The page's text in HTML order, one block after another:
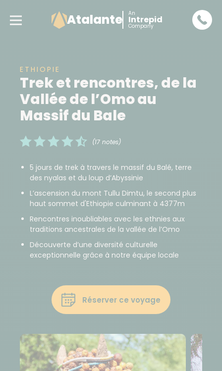
Atalante An
Intrepid
Company
ETHIOPIE
Trek et rencontres, de la
Vallée de l’Omo au
Massif du Bale
(17 notes)
5 jours de trek à travers le massif du Balé, terre
des nyalas et du loup d’Abyssinie
L’ascension du mont Tullu Dimtu, le second plus
haut sommet d'Ethiopie culminant à 4377m
Rencontres inoubliables avec les ethnies aux
traditions ancestrales de la vallée de l’Omo
Découverte d’une diversité culturelle
exceptionnelle grâce à notre équipe locale
Réserver ce voyage